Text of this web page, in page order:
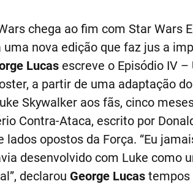
chega ao fim com Star Wars
nova edição que faz jus a
Lucasescreve o Episódio IV –
a partir de uma adaptação
Skywalker aos fãs, cinco
Contra-Ataca, escrito por
lados opostos da Força. “Eu
desenvolvido com Luke como
declarou George Lucastempos